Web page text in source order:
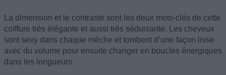
La dimension et le contraste sont les deux mots-clés de cette
coiffure très élégante et aussi très séduisante. Les cheveux
sont sexy dans chaque mèche et tombent d’une façon lisse
avec du volume pour ensuite changer en boucles énergiques
dans les longueurs.